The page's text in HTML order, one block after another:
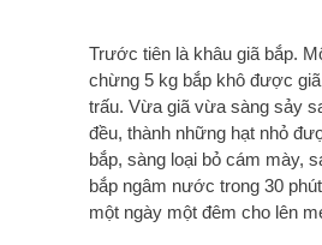
Trước tiên là khâu giã bắp.
chừng 5 kg bắp khô được
trấu. Vừa giã vừa sàng sảy
đều, thành những hạt nhỏ
bắp, sàng loại bỏ cám mày,
bắp ngâm nước trong 30
một ngày một đêm cho lên